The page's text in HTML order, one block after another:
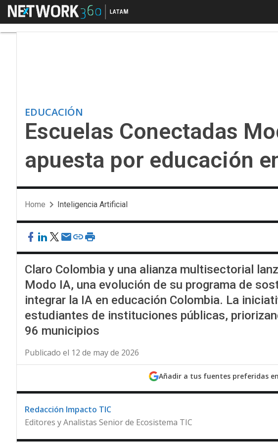
Menú
EDUCACIÓN
Escuelas Conectadas
apuesta por educación
Home Inteligencia Artificial
Claro Colombia y una alianza multisectorial
Modo IA, una evolución de su programa de
integrar la IA en educación Colombia. La
estudiantes de instituciones públicas,
96 municipios
Publicado el 12 de may de 2026
Añadir a tus fuentes preferidas
Redacción Impacto TIC
Editores y Analistas Senior de Ecosistema TIC